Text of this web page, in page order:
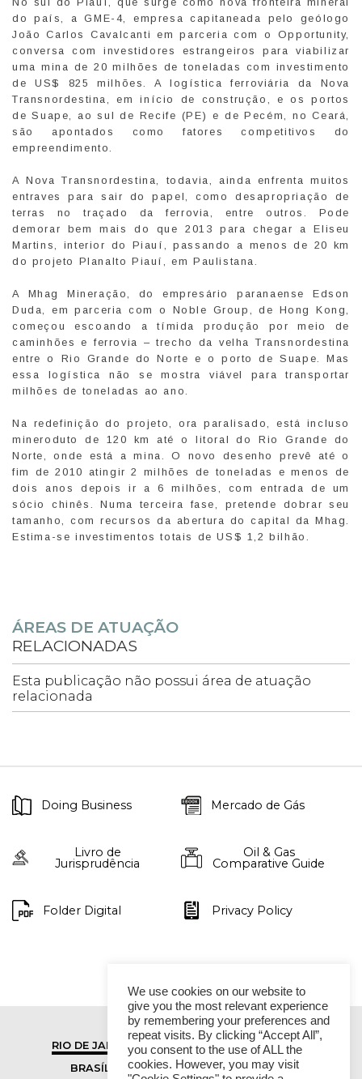
do país, a GME-4, empresa capitaneada pelo geólogo
João Carlos Cavalcanti em parceria com o Opportunity,
conversa com investidores estrangeiros para viabilizar
uma mina de 20 milhões de toneladas com investimento
de US$ 825 milhões. A logística ferroviária da Nova
Transnordestina, em início de construção, e os portos
de Suape, ao sul de Recife (PE) e de Pecém, no Ceará,
são apontados como fatores competitivos do
empreendimento.
A Nova Transnordestina, todavia, ainda enfrenta muitos
entraves para sair do papel, como desapropriação de
terras no traçado da ferrovia, entre outros. Pode
demorar bem mais do que 2013 para chegar a Eliseu
Martins, interior do Piauí, passando a menos de 20 km
do projeto Planalto Piauí, em Paulistana.
A Mhag Mineração, do empresário paranaense Edson
Duda, em parceria com o Noble Group, de Hong Kong,
começou escoando a tímida produção por meio de
caminhões e ferrovia – trecho da velha Transnordestina
entre o Rio Grande do Norte e o porto de Suape. Mas
essa logística não se mostra viável para transportar
milhões de toneladas ao ano.
Na redefinição do projeto, ora paralisado, está incluso
mineroduto de 120 km até o litoral do Rio Grande do
Norte, onde está a mina. O novo desenho prevê até o
fim de 2010 atingir 2 milhões de toneladas e menos de
dois anos depois ir a 6 milhões, com entrada de um
sócio chinês. Numa terceira fase, pretende dobrar seu
tamanho, com recursos da abertura do capital da Mhag.
Estima-se investimentos totais de US$ 1,2 bilhão.
ÁREAS DE ATUAÇÃO
RELACIONADAS
Esta publicação não possui área de atuação
relacionada
Doing Business Mercado de Gás
Livro de
Jurisprudência
Oil & Gas
Comparative Guide
Folder Digital Privacy Policy
RIO DE JANEIRO
SÃO PAULO
BRASÍLIA
VITÓRIA
We use cookies on our website to
give you the most relevant experience
by remembering your preferences and
repeat visits. By clicking “Accept All”,
you consent to the use of ALL the
cookies. However, you may visit